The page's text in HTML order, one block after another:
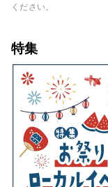
ください。
特集